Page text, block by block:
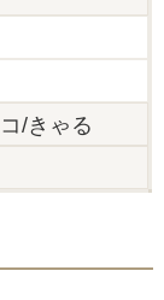
/きゃる